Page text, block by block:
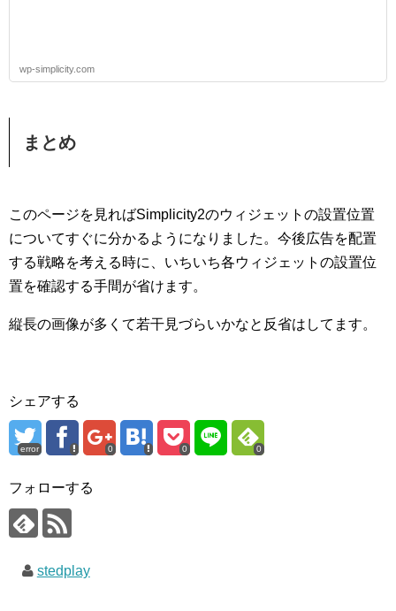
wp-simplicity.com
まとめ
このページを見ればSimplicity2のウィジェットの設置位置
についてすぐに分かるようになりました。今後広告を配置
する戦略を考える時に、いちいち各ウィジェットの設置位
置を確認する手間が省けます。
縦長の画像が多くて若干見づらいかなと反省はしてます。
シェアする
error 0 0 0
フォローする
stedplay